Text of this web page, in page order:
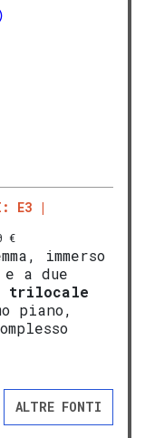
E3
€
immerso
a due
trilocale
piano,
ALTRE FONTI